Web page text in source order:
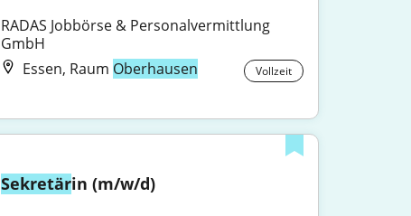
RADAS Jobbörse & Personalvermittlung
GmbH
Essen, Raum Oberhausen Vollzeit
Sekretärin (m/w/d)